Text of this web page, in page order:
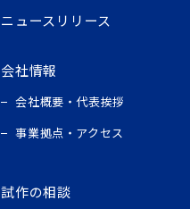
ニュースリリース
会社情報
会社概要・代表挨拶
事業拠点・アクセス
試作の相談